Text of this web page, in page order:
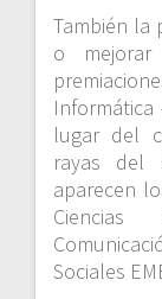
También la
o
Informática
lugar del
rayas del
aparecen
Sociales